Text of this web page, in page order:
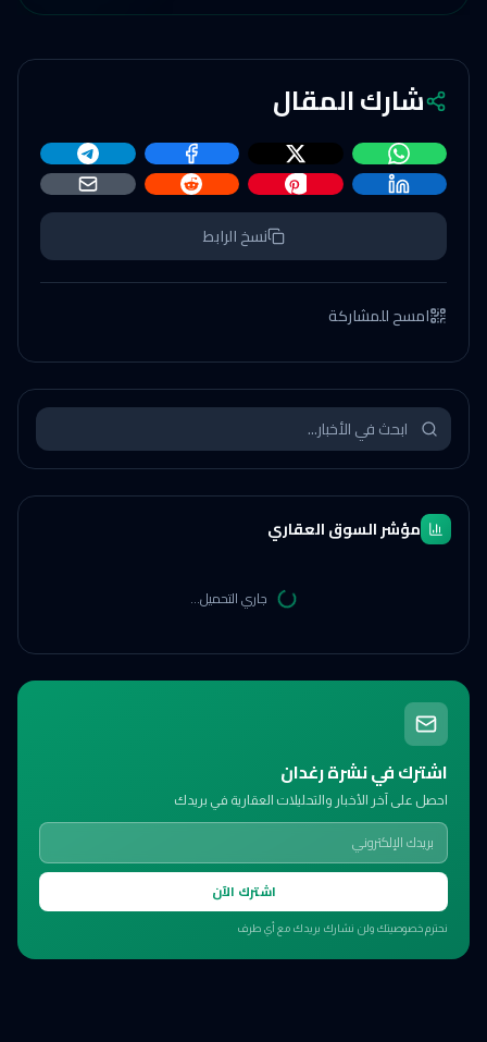
شارك المقال
نسخ الرابط
امسح للمشاركة
مؤشر السوق العقاري
جاري التحميل...
اشترك في نشرة رغدان
احصل على آخر الأخبار والتحليلات العقارية في بريدك
اشترك الآن
نحترم خصوصيتك ولن نشارك بريدك مع أي طرف